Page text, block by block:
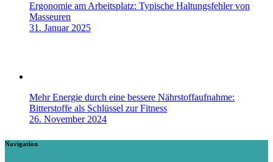
Ergonomie am Arbeitsplatz: Typische Haltungsfehler von
Masseuren
31. Januar 2025
Mehr Energie durch eine bessere Nährstoffaufnahme:
Bitterstoffe als Schlüssel zur Fitness
26. November 2024
Navigation